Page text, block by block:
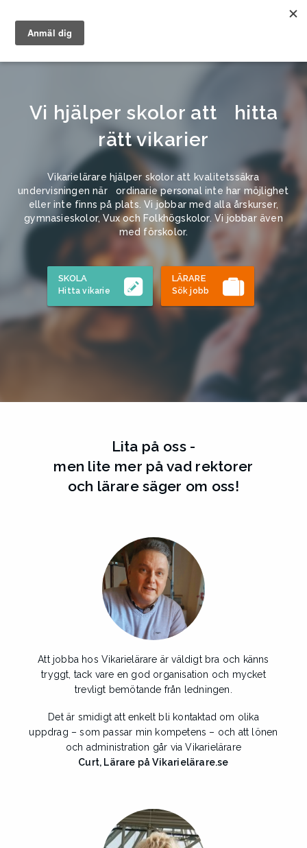
Vi hjälper skolor att hitta
rätt vikarier
Vikarielärare hjälper skolor att kvalitetssäkra
undervisningen när ordinarie personal inte har möjlighet
eller inte finns på plats. Vi jobbar med alla årskurser,
gymnasieskolor, Vux och Folkhögskolor. Vi jobbar även
med förskolor.
SKOLA
Hitta vikarie
LÄRARE
Sök jobb
Lita på oss -
men lite mer på vad rektorer
och lärare säger om oss!
Att jobba hos Vikarielärare är väldigt bra och känns
tryggt, tack vare en god organisation och mycket
trevligt bemötande från ledningen.
Det är smidigt att enkelt bli kontaktad om olika
uppdrag – som passar min kompetens – och att lönen
och administration går via Vikarielärare
Curt, Lärare på Vikarielärare.se